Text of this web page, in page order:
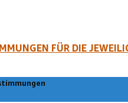
FÜR DIE